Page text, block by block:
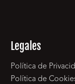
Legales
Política de
Política de